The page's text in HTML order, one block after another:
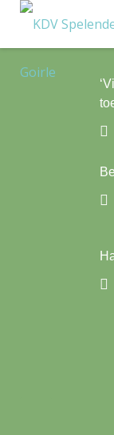
Skip
content